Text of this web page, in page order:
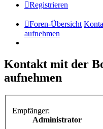
Registrieren
Foren-Übersicht
aufnehmen
Kontakt mit der
aufnehmen
Empfänger:
Administrator